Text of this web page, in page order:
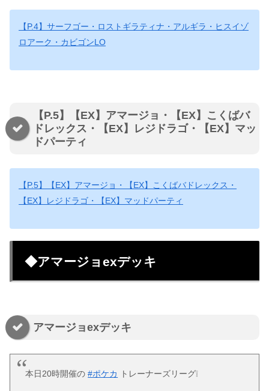
【P.4】サーフゴー・ロストギラティナ・アルギラ・ヒスイゾ
ロアーク・カビゴンLO
【P.5】【EX】アマージョ・【EX】こくばバ
ドレックス・【EX】レジドラゴ・【EX】マッ
ドパーティ
【P.5】【EX】アマージョ・【EX】こくばバドレックス・
【EX】レジドラゴ・【EX】マッドパーティ
◆アマージョexデッキ
アマージョexデッキ
本日20時開催の#ポケカ トレーナーズリーグ❕